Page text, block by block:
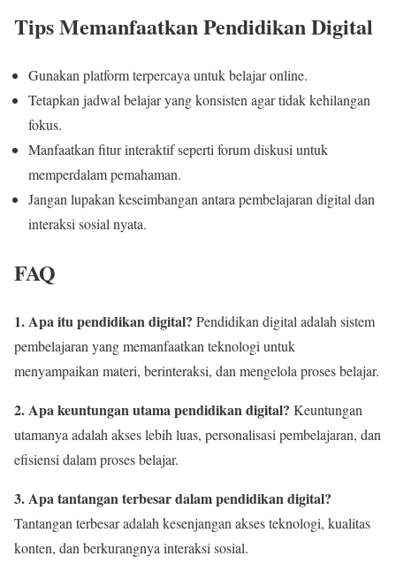
Tips Memanfaatkan Pendidikan Digital
Gunakan platform terpercaya untuk belajar online.
Tetapkan jadwal belajar yang konsisten agar tidak kehilangan
fokus.
Manfaatkan fitur interaktif seperti forum diskusi untuk
memperdalam pemahaman.
Jangan lupakan keseimbangan antara pembelajaran digital dan
interaksi sosial nyata.
FAQ
1. Apa itu pendidikan digital? Pendidikan digital adalah sistem
pembelajaran yang memanfaatkan teknologi untuk
menyampaikan materi, berinteraksi, dan mengelola proses belajar.
2. Apa keuntungan utama pendidikan digital? Keuntungan
utamanya adalah akses lebih luas, personalisasi pembelajaran, dan
efisiensi dalam proses belajar.
3. Apa tantangan terbesar dalam pendidikan digital?
Tantangan terbesar adalah kesenjangan akses teknologi, kualitas
konten, dan berkurangnya interaksi sosial.